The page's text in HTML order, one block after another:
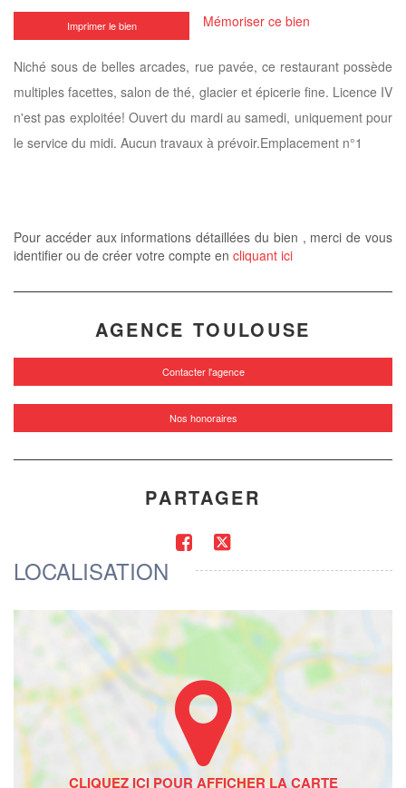
Imprimer le bien Mémoriser ce bien
Niché sous de belles arcades, rue pavée, ce restaurant possède
multiples facettes, salon de thé, glacier et épicerie fine. Licence IV
n'est pas exploitée! Ouvert du mardi au samedi, uniquement pour
le service du midi. Aucun travaux à prévoir.Emplacement n°1
Pour accéder aux informations détaillées du bien , merci de vous
identifier ou de créer votre compte en cliquant ici
AGENCE TOULOUSE
Contacter l'agence
Nos honoraires
PARTAGER
LOCALISATION